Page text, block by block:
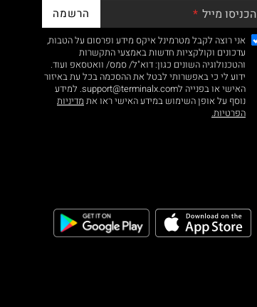
הכניסו מייל הרשמה
אני רוצה לקבל מטרמינל איקס מידע ופרסום על הטבות,
עדכונים וקולקציות חדשות באמצעי התקשרות
והטכנולוגיה השונים כגון: דוא"ל/ סמס/ וואטסאפ ועוד.
ידוע לי כי באפשרותי לבטל את ההסכמה בכל עת באיזור
האישי או בפנייה לsupport@terminalx.com. למידע
נוסף על אופן השימוש במידע האישי ראו את מדיניות
הפרטיות.